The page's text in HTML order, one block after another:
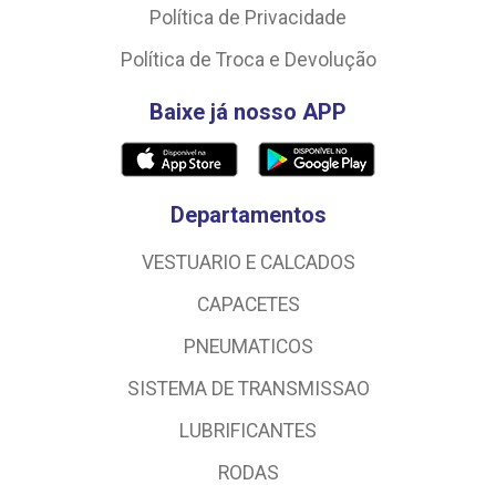
Política de Privacidade
Política de Troca e Devolução
Baixe já nosso APP
Departamentos
VESTUARIO E CALCADOS
CAPACETES
PNEUMATICOS
SISTEMA DE TRANSMISSAO
LUBRIFICANTES
RODAS